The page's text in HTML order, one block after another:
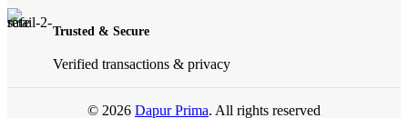
Trusted & Secure
Verified transactions & privacy
© 2026 Dapur Prima. All rights reserved